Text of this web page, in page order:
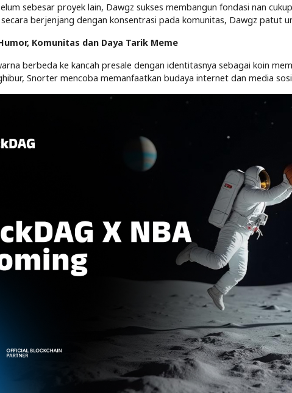
sebesar proyek lain, Dawgz sukses membangun fondasi nan
berjenjang dengan konsentrasi pada komunitas, Dawgz patut
Komunitas dan Daya Tarik Meme
berbeda ke kancah presale dengan identitasnya sebagai koin
Snorter mencoba memanfaatkan budaya internet dan media